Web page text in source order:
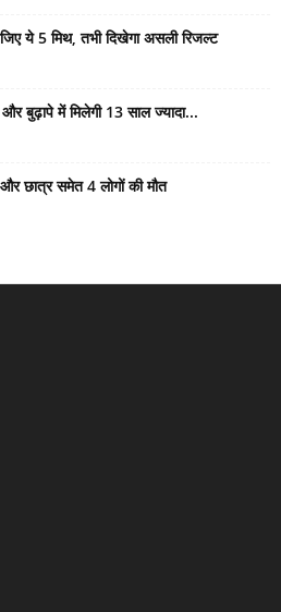
ये 5 मिथ, तभी दिखेगा असली रिजल्ट
बुढ़ापे में मिलेगी 13 साल ज्यादा...
छात्र समेत 4 लोगों की मौत